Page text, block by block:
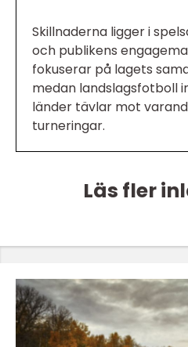
Skillnaderna ligger i
och publikens
fokuserar på lagets
medan landslagsfotboll
länder tävlar mot
turneringar.
Läs fler